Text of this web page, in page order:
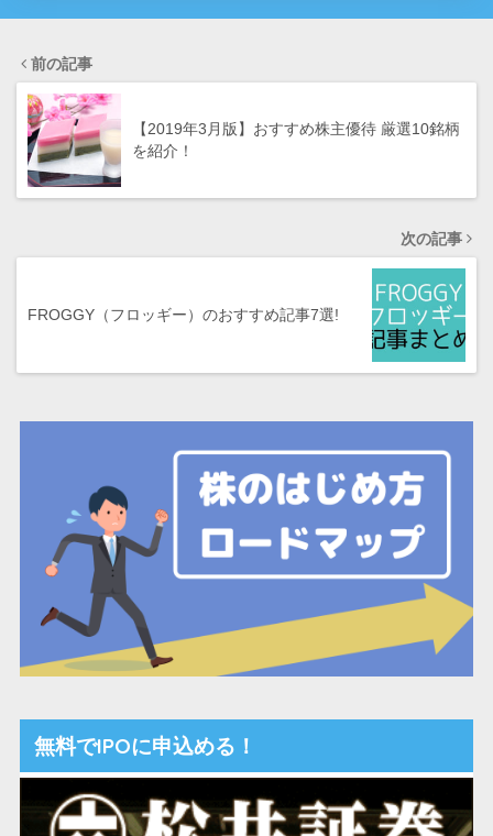
前の記事
【2019年3月版】おすすめ株主優待 厳選10銘柄
を紹介！
次の記事
FROGGY（フロッギー）のおすすめ記事7選!
無料でIPOに申込める！